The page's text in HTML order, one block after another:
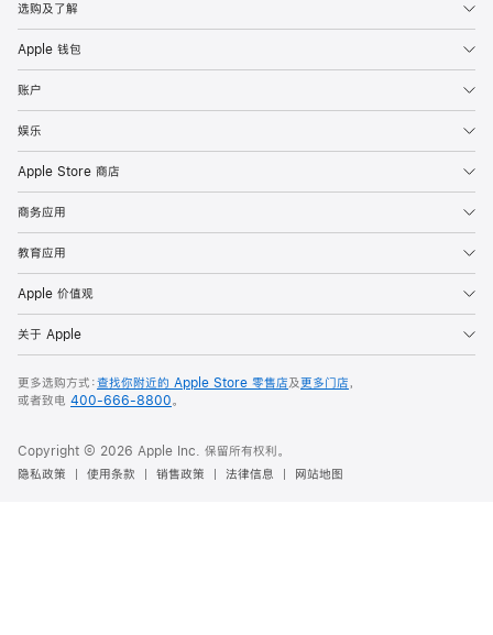
选购及了解
Apple 钱包
账户
娱乐
Apple Store 商店
商务应用
教育应用
Apple 价值观
关于 Apple
更多选购方式：查找你附近的 Apple Store 零售店及更多门店，
或者致电 400-666-8800。
Copyright © 2026 Apple Inc. 保留所有权利。
隐私政策
使用条款 销售政策 法律信息 网站地图